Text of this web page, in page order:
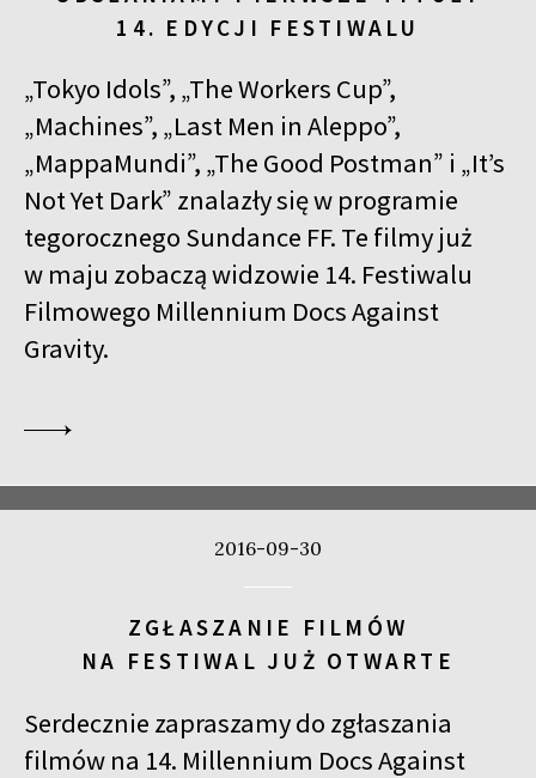
14. EDYCJI FESTIWALU
„Tokyo Idols”, „The Workers Cup”,
„Machines”, „Last Men in Aleppo”,
„MappaMundi”, „The Good Postman” i „It’s
Not Yet Dark” znalazły się w programie
tegorocznego Sundance FF. Te filmy już
w maju zobaczą widzowie 14. Festiwalu
Filmowego Millennium Docs Against
Gravity.
2016-09-30
ZGŁASZANIE FILMÓW
NA FESTIWAL JUŻ OTWARTE
Serdecznie zapraszamy do zgłaszania
filmów na 14. Millennium Docs Against